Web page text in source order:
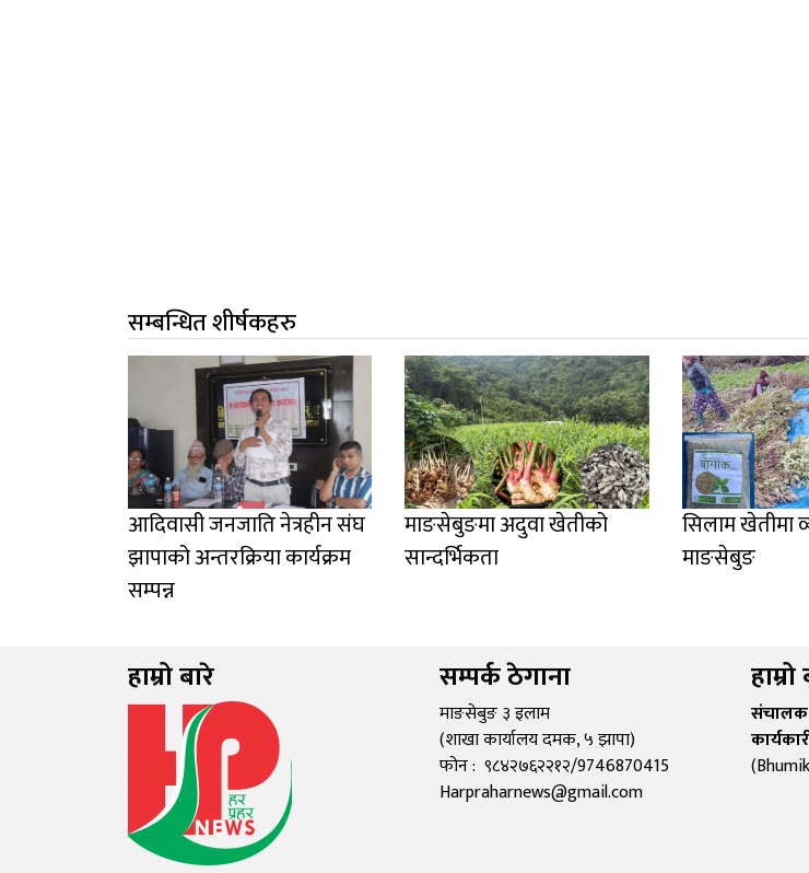
सम्बन्धित शीर्षकहरु
आदिवासी जनजाति नेत्रहीन संघ
झापाको अन्तरक्रिया कार्यक्रम
सम्पन्न
माङसेबुङमा अदुवा खेतीको
सान्दर्भिकता
सिलाम खेतीमा
माङसेबुङ
हाम्रो बारे सम्पर्क ठेगाना
माङसेबुङ ३ इलाम
(शाखा कार्यालय दमक, ५ झापा)
फोन : ९८४२७६२२१२/9746870415
Harpraharnews@gmail.com
संचालक